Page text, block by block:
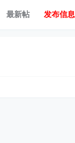
最新帖 发布信息